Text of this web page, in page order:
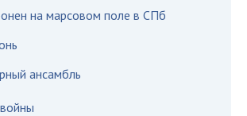
на марсовом поле в СПб
ансамбль